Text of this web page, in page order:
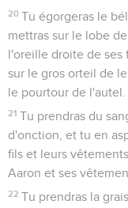
20 Tu égorgeras le
mettras sur le lobe
l'oreille droite de ses
sur le gros orteil de
le pourtour de l'autel.
21 Tu prendras du
d'onction, et tu en
fils et leurs
Aaron et ses
22 Tu prendras la